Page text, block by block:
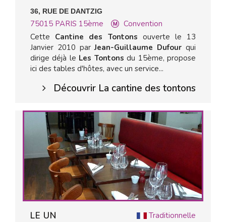
36, RUE DE DANTZIG
75015 PARIS 15ème
Convention
Cette Cantine des Tontons ouverte le 13
Janvier 2010 parJean-Guillaume Dufour qui
dirige déjà le Les Tontonsdu 15ème, propose
ici des tables d'hôtes, avec un service...
Découvrir La cantine des tontons
Traditionnelle
LE UN